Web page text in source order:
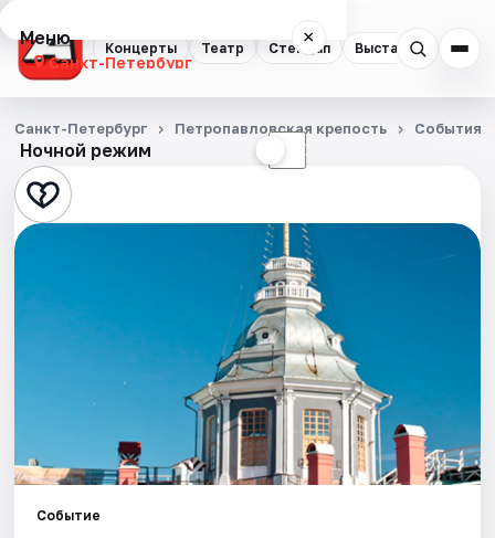
Концерты Театр Стендап Выставки
Меню ×
Санкт-Петербург
Концерты
Театр
Стендап
Квесты
События
Ночной режим ☾
Санкт-Петербург Петропавловская крепость События
Событие